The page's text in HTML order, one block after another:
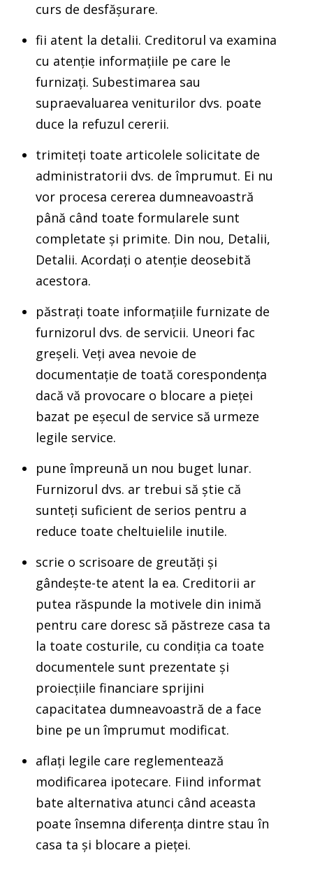
curs de desfășurare.
fii atent la detalii. Creditorul va examina
cu atenție informațiile pe care le
furnizați. Subestimarea sau
supraevaluarea veniturilor dvs. poate
duce la refuzul cererii.
trimiteți toate articolele solicitate de
administratorii dvs. de împrumut. Ei nu
vor procesa cererea dumneavoastră
până când toate formularele sunt
completate și primite. Din nou, Detalii,
Detalii. Acordați o atenție deosebită
acestora.
păstrați toate informațiile furnizate de
furnizorul dvs. de servicii. Uneori fac
greșeli. Veți avea nevoie de
documentație de toată corespondența
dacă vă provocare o blocare a pieței
bazat pe eșecul de service să urmeze
legile service.
pune împreună un nou buget lunar.
Furnizorul dvs. ar trebui să știe că
sunteți suficient de serios pentru a
reduce toate cheltuielile inutile.
scrie o scrisoare de greutăți și
gândește-te atent la ea. Creditorii ar
putea răspunde la motivele din inimă
pentru care doresc să păstreze casa ta
la toate costurile, cu condiția ca toate
documentele sunt prezentate și
proiecțiile financiare sprijini
capacitatea dumneavoastră de a face
bine pe un împrumut modificat.
aflați legile care reglementează
modificarea ipotecare. Fiind informat
bate alternativa atunci când aceasta
poate însemna diferența dintre stau în
casa ta și blocare a pieței.